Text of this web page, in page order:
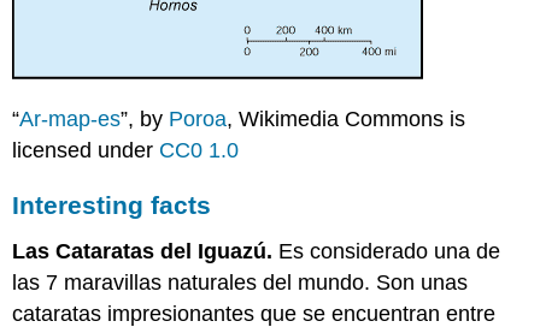
“Ar-map-es”, by Poroa, Wikimedia Commons is
licensed under CC0 1.0
Interesting facts
Las Cataratas del Iguazú. Es considerado una de
las 7 maravillas naturales del mundo. Son unas
cataratas impresionantes que se encuentran entre